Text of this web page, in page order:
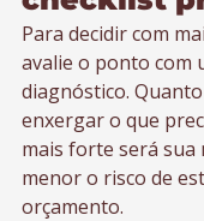
Para decidir com
avalie o ponto com
diagnóstico.
enxergar o que
mais forte será sua
menor o risco de
orçamento.